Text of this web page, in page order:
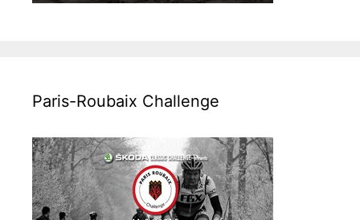
Paris-Roubaix Challenge